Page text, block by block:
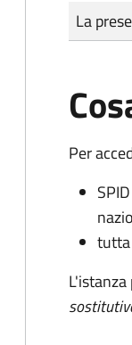
Tipo di
Importo
La
Per
tutta